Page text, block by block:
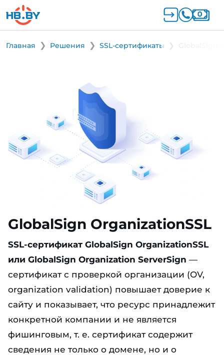
Главная Решения SSL-сертификаты
GlobalSign OrganizationSSL
SSL-сертификат GlobalSign OrganizationSSL
или GlobalSign Organization ServerSign —
сертификат с проверкой организации (OV,
organization validation) повышает доверие к
сайту и показывает, что ресурс принадлежит
конкретной компании и не является
фишинговым, т. е. сертификат содержит
сведения не только о домене, но и о